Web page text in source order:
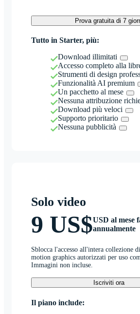
Prova gratuita di 7
Tutto in Starter, più:
Download illimitati
Accesso completo alla
Strumenti di design
Funzionalità AI premium
Un pacchetto al mese
Nessuna attribuzione
Download più veloci
Supporto prioritario
Nessuna pubblicità
Solo video
9 US$USD al mese
annualmente
Sblocca l'accesso all'intera collezione
motion graphics autorizzati per uso
Immagini non incluse.
Iscriviti ora
Il piano include: